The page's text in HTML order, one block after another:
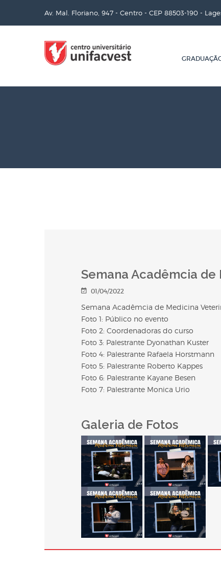
Av. Mal. Floriano, 947 - Centro - CEP 88503-190 -
Semana Acadêmcia
01/04/2022
Semana Acadêmcia de Medicina
Foto 1: Público no evento
Foto 2: Coordenadoras do curso
Foto 3: Palestrante Dyonathan Kuster
Foto 4: Palestrante Rafaela Horstmann
Foto 5: Palestrante Roberto Kappes
Foto 6: Palestrante Kayane Besen
Foto 7: Palestrante Monica Urio
Galeria de Fotos